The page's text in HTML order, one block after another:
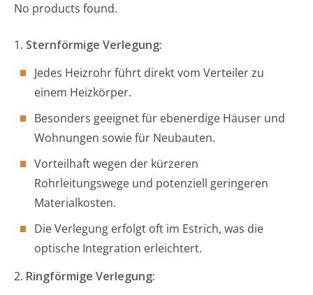
No products found.
1. Sternförmige Verlegung:
Jedes Heizrohr führt direkt vom Verteiler zu
einem Heizkörper.
Besonders geeignet für ebenerdige Häuser und
Wohnungen sowie für Neubauten.
Vorteilhaft wegen der kürzeren
Rohrleitungswege und potenziell geringeren
Materialkosten.
Die Verlegung erfolgt oft im Estrich, was die
optische Integration erleichtert.
2. Ringförmige Verlegung: